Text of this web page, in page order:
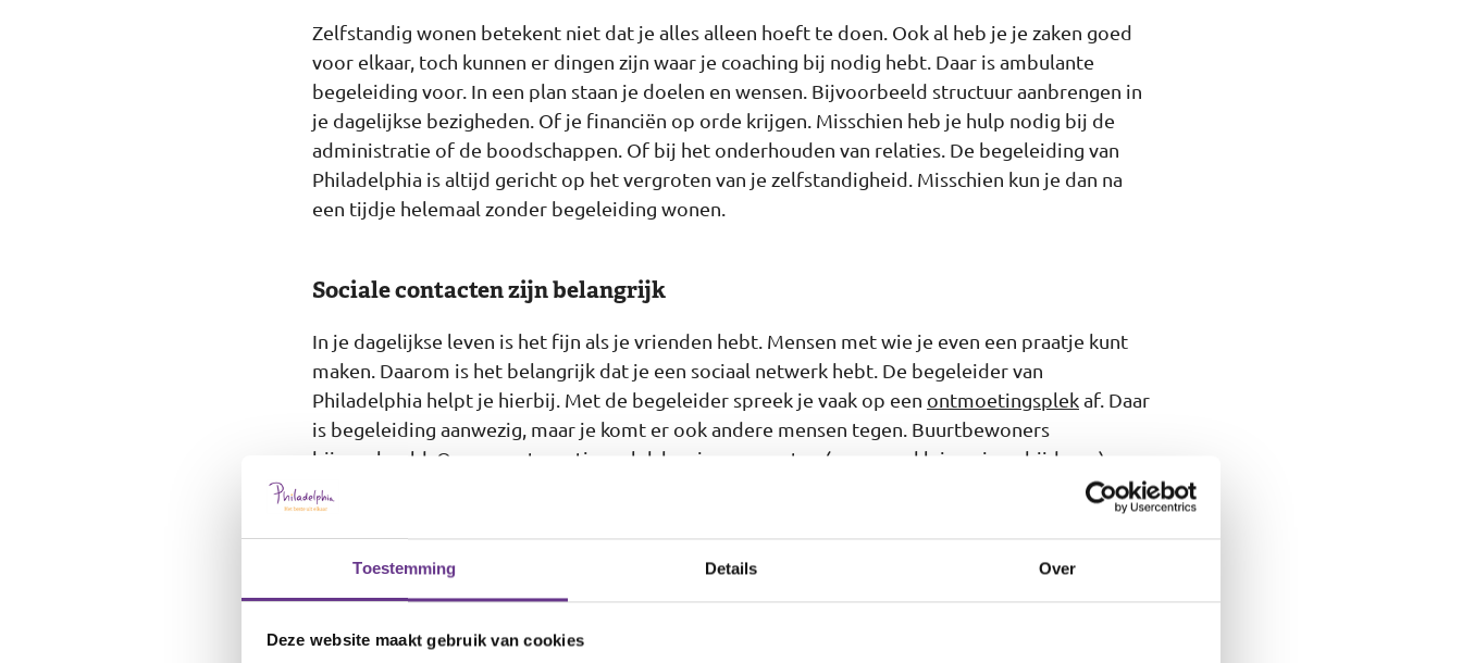
Toestemming Details Over
Deze website maakt gebruik van cookies
Zelfstandig wonen betekent niet dat je alles alleen hoeft te doen. Ook al heb je je zaken goed
voor elkaar, toch kunnen er dingen zijn waar je coaching bij nodig hebt. Daar is ambulante
begeleiding voor. In een plan staan je doelen en wensen. Bijvoorbeeld structuur aanbrengen in
je dagelijkse bezigheden. Of je financiën op orde krijgen. Misschien heb je hulp nodig bij de
administratie of de boodschappen. Of bij het onderhouden van relaties. De begeleiding van
Philadelphia is altijd gericht op het vergroten van je zelfstandigheid. Misschien kun je dan na
een tijdje helemaal zonder begeleiding wonen.
Sociale contacten zijn belangrijk
In je dagelijkse leven is het fijn als je vrienden hebt. Mensen met wie je even een praatje kunt
maken. Daarom is het belangrijk dat je een sociaal netwerk hebt. De begeleider van
Philadelphia helpt je hierbij. Met de begeleider spreek je vaak op een ontmoetingsplekaf. Daar
is begeleiding aanwezig, maar je komt er ook andere mensen tegen. Buurtbewoners
bijvoorbeeld. Op een ontmoetingsplek kun je samen eten (voor een kleine eigen bijdrage),
gezellig een kopje koffie drinken of een workshop volgen. Het is een plek waar iedereen
welkom is, ook als je geen begeleiding krijgt van Philadelphia.
Vraag een indicatie aan
Woon je zelfstandig in Dordrecht of omgeving? Dan ondersteunen we je graag. Je komt in